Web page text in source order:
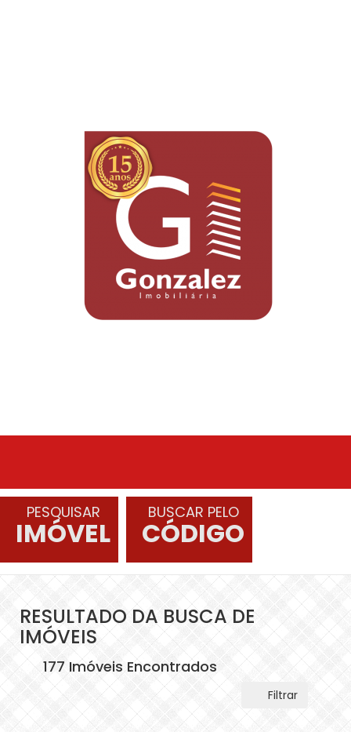
PESQUISAR
IMÓVEL
BUSCAR PELO
CÓDIGO
RESULTADO DA BUSCA DE
IMÓVEIS
177 Imóveis Encontrados
Filtrar